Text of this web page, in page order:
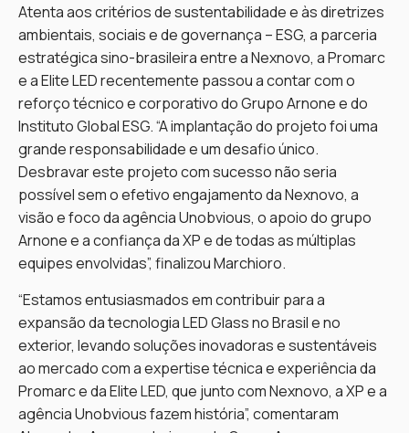
Atenta aos critérios de sustentabilidade e às diretrizes
ambientais, sociais e de governança – ESG, a parceria
estratégica sino-brasileira entre a Nexnovo, a Promarc
e a Elite LED recentemente passou a contar com o
reforço técnico e corporativo do Grupo Arnone e do
Instituto Global ESG. “A implantação do projeto foi uma
grande responsabilidade e um desafio único.
Desbravar este projeto com sucesso não seria
possível sem o efetivo engajamento da Nexnovo, a
visão e foco da agência Unobvious, o apoio do grupo
Arnone e a confiança da XP e de todas as múltiplas
equipes envolvidas”, finalizou Marchioro.
“Estamos entusiasmados em contribuir para a
expansão da tecnologia LED Glass no Brasil e no
exterior, levando soluções inovadoras e sustentáveis
ao mercado com a expertise técnica e experiência da
Promarc e da Elite LED, que junto com Nexnovo, a XP e a
agência Unobvious fazem história”, comentaram